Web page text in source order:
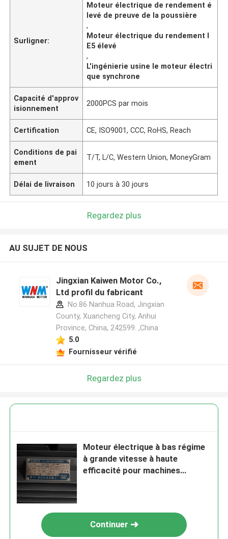
Surligner:
Moteur électrique de rendement é
levé de preuve de la poussière
,
Moteur électrique du rendement I
E5 élevé
,
L'ingénierie usine le moteur électri
que synchrone
Capacité d'approv
isionnement
2000PCS par mois
Certification CE, ISO9001, CCC, RoHS, Reach
Conditions de pai
ement
T/T, L/C, Western Union, MoneyGram
Délai de livraison 10 jours à 30 jours
Regardez plus
AU SUJET DE NOUS
Jingxian Kaiwen Motor Co.,
Ltd profil du fabricant
No.86 Nanhua Road, Jingxian
County, Xuancheng City, Anhui
Province, China, 242599. ,China
5.0
Fournisseur vérifié
Regardez plus
Moteur électrique à bas régime
à grande vitesse à haute
efficacité pour machines
Continuer